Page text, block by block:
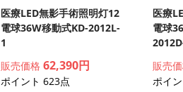
医療LED無影手術照明灯12
電球36W移動式KD-2012L-
1
販売価格 62,390円
ポイント 623点
医療
電球
販売
ポイ